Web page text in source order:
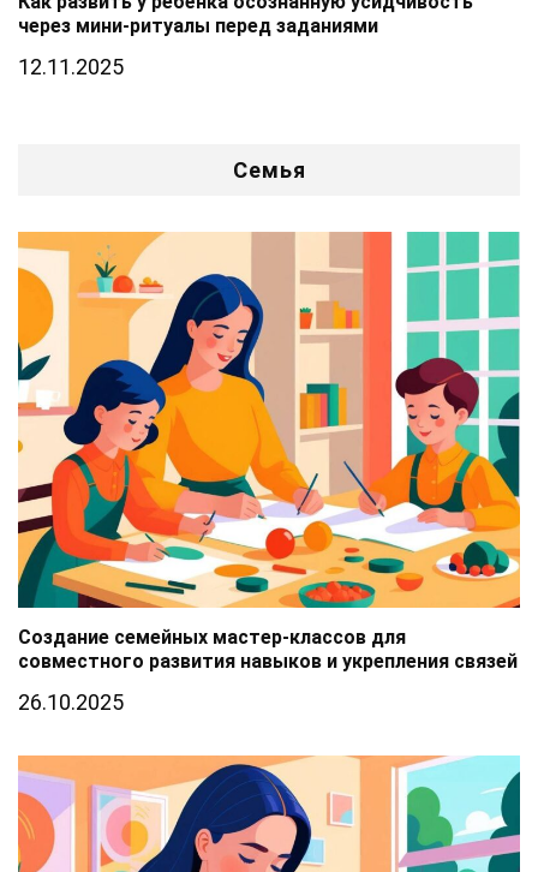
через мини-ритуалы перед заданиями
12.11.2025
Семья
Создание семейных мастер-классов для
совместного развития навыков и укрепления связей
26.10.2025